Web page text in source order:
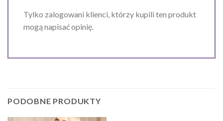
Tylko zalogowani klienci, którzy kupili ten produkt
mogą napisać opinię.
PODOBNE PRODUKTY